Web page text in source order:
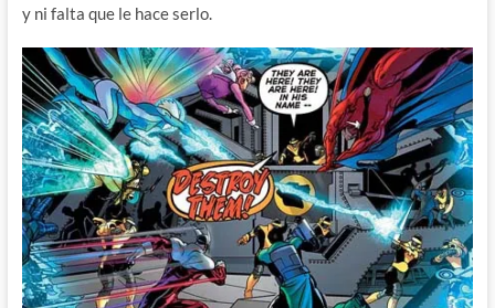
y ni falta que le hace serlo.